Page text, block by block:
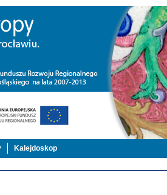
Kalejdoskop